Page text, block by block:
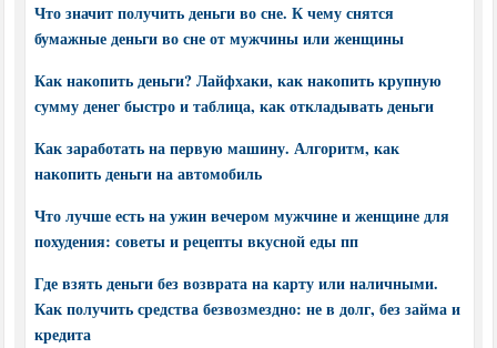
Что значит получить деньги во сне. К чему снятся
бумажные деньги во сне от мужчины или женщины
Как накопить деньги? Лайфхаки, как накопить крупную
сумму денег быстро и таблица, как откладывать деньги
Как заработать на первую машину. Алгоритм, как
накопить деньги на автомобиль
Что лучше есть на ужин вечером мужчине и женщине для
похудения: советы и рецепты вкусной еды пп
Где взять деньги без возврата на карту или наличными.
Как получить средства безвозмездно: не в долг, без займа и
кредита